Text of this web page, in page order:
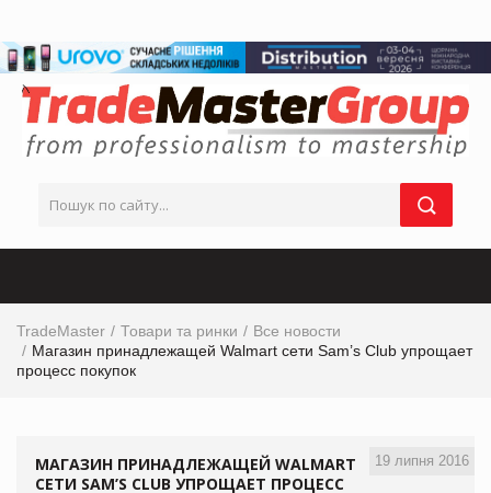
TradeMaster Товари та ринки
Все новости
Магазин принадлежащей Walmart cети Sam’s Club упрощает
процесс покупок
19 липня 2016
МАГАЗИН ПРИНАДЛЕЖАЩЕЙ WALMART
CЕТИ SAM’S CLUB УПРОЩАЕТ ПРОЦЕСС